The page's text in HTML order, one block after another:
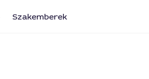
Szakemberek